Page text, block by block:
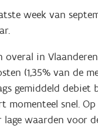
week van
overal in
(1,35% van de
gemiddeld
momenteel snel.
waarden voor